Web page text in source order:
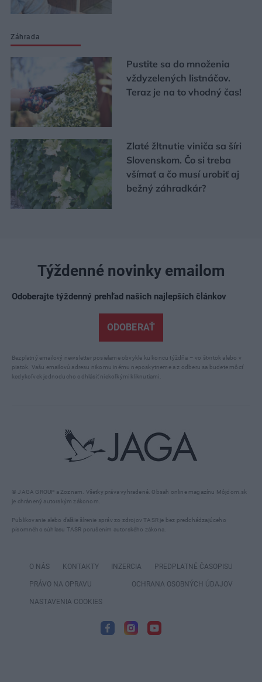
Záhrada
Pustite sa do množenia
vždyzelených listnáčov.
Teraz je na to vhodný čas!
Zlaté žltnutie viniča sa šíri
Slovenskom. Čo si treba
všímať a čo musí urobiť aj
bežný záhradkár?
© JAGA GROUP a Zoznam. Všetky práva vyhradené. Obsah online magazínu Môjdom.sk
je chránený autorským zákonom.
Publikovanie alebo ďalšie šírenie správ zo zdrojov TASR je bez predchádzajúceho
písomného súhlasu TASR porušením autorského zákona.
Týždenné novinky emailom
Odoberajte týždenný prehľad našich najlepších článkov
ODOBERAŤ
Bezplatný emailový newsletter posielame obvykle ku koncu týždňa – vo štvrtok alebo v
piatok. Vašu emailovú adresu nikomu inému neposkytneme a z odberu sa budete môcť
kedykoľvek jednoducho odhlásiť niekoľkými kliknutiami.
O NÁS KONTAKTY INZERCIA PREDPLATNÉ ČASOPISU
PRÁVO NA OPRAVU OCHRANA OSOBNÝCH ÚDAJOV
NASTAVENIA COOKIES